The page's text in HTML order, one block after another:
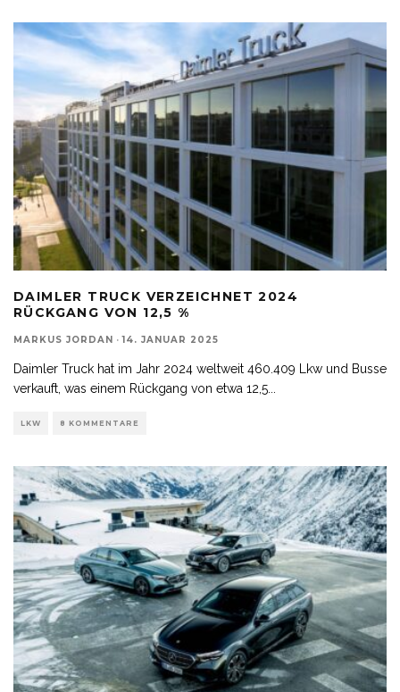
DAIMLER TRUCK VERZEICHNET 2024
RÜCKGANG VON 12,5 %
MARKUS JORDAN · 14. JANUAR 2025
Daimler Truck hat im Jahr 2024 weltweit 460.409 Lkw und Busse
verkauft, was einem Rückgang von etwa 12,5...
LKW 8 KOMMENTARE